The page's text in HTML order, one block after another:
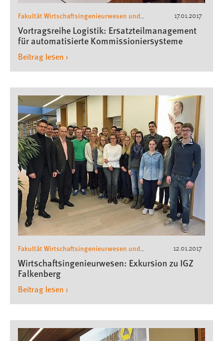
17.01.2017
Fakultät Wirtschaftsingenieurwesen und
Gesundheit
Wirtschaftsingenieurwesen ,
Gastvorträge Wirschaftsingenieurwesen
Vortragsreihe Logistik: Ersatzteilmanagement
für automatisierte Kommissioniersysteme
Beitrag lesen ›
12.01.2017
Fakultät Wirtschaftsingenieurwesen und
Gesundheit , Wirtschaftsingenieurwesen
Exkursionen Wirtschaftsingenieurwesen
Wirtschaftsingenieurwesen: Exkursion zu IGZ
Falkenberg
Beitrag lesen ›